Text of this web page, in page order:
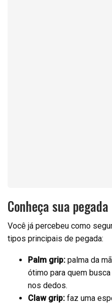
Conheça sua
Você já percebeu como
tipos principais de pegada:
Palm grip: palma da
ótimo para quem
nos dedos.
Claw grip: faz uma